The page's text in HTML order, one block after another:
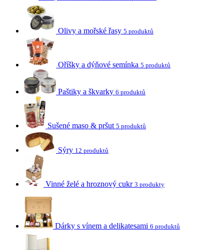
Olivy a mořské řasy 5 produktů
Oříšky a dýňové semínka 5 produktů
Paštiky a škvarky 6 produktů
Sušené maso & pršut 5 produktů
Sýry 12 produktů
Vinné želé a hroznový cukr 3 produkty
Dárky s vínem a delikatesami 6 produktů